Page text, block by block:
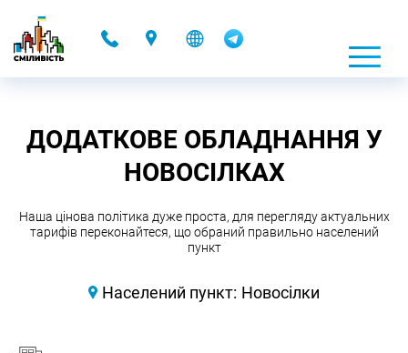
ДОДАТКОВЕ ОБЛАДНАННЯ У
НОВОСІЛКАХ
Наша цінова політика дуже проста, для перегляду актуальних
тарифів переконайтеся, що обраний правильно населений
пункт
Населений пункт: Новосілки